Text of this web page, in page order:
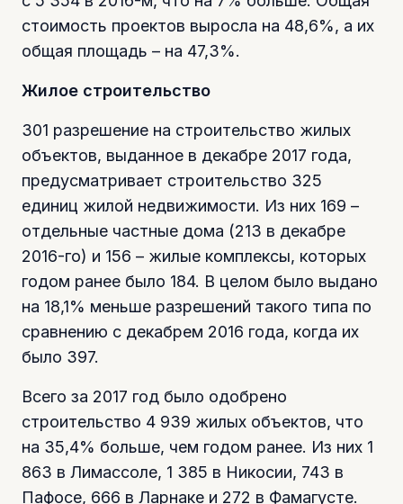
стоимость проектов выросла на 48,6%, а их
общая площадь – на 47,3%.
Жилое строительство
301 разрешение на строительство жилых
объектов, выданное в декабре 2017 года,
предусматривает строительство 325
единиц жилой недвижимости. Из них 169 –
отдельные частные дома (213 в декабре
2016-го) и 156 – жилые комплексы, которых
годом ранее было 184. В целом было выдано
на 18,1% меньше разрешений такого типа по
сравнению с декабрем 2016 года, когда их
было 397.
Всего за 2017 год было одобрено
строительство 4 939 жилых объектов, что
на 35,4% больше, чем годом ранее. Из них 1
863 в Лимассоле, 1 385 в Никосии, 743 в
Пафосе, 666 в Ларнаке и 272 в Фамагусте.